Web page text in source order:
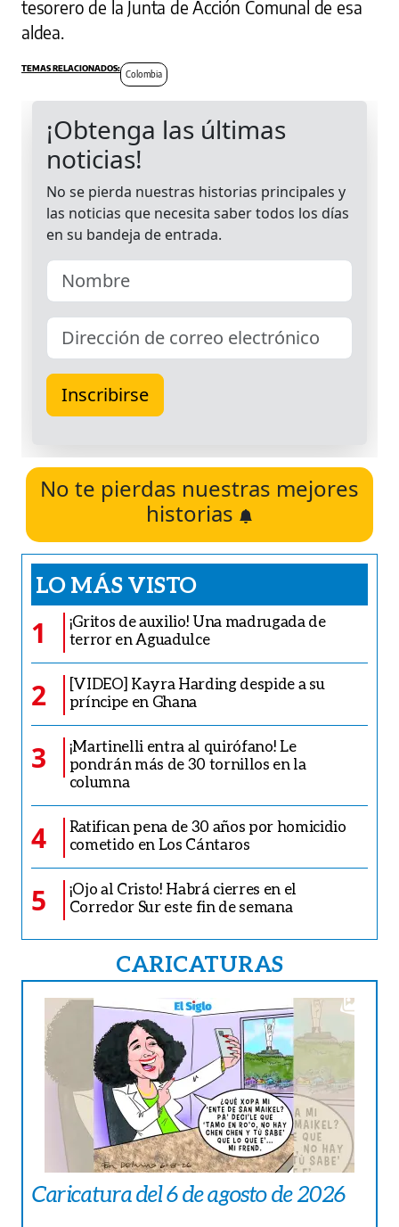
tesorero de la Junta de Acción Comunal de esa
aldea.
Colombia
No te pierdas nuestras mejores
historias
LO MÁS VISTO
1
¡Gritos de auxilio! Una madrugada de
terror en Aguadulce
2
[VIDEO] Kayra Harding despide a su
príncipe en Ghana
3
¡Martinelli entra al quirófano! Le
pondrán más de 30 tornillos en la
columna
4
Ratifican pena de 30 años por homicidio
cometido en Los Cántaros
5
¡Ojo al Cristo! Habrá cierres en el
Corredor Sur este fin de semana
CARICATURAS
Caricatura del 6 de agosto de 2026